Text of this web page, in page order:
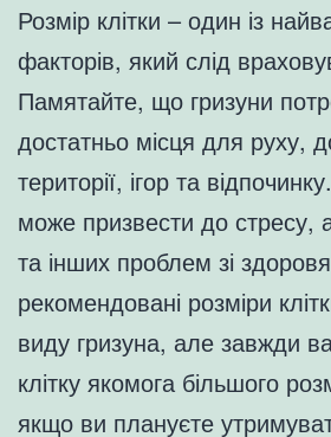
Розмір клітки – один із
факторів, який слід
Памятайте, що гризуни
достатньо місця для руху,
території, ігор та
може призвести до стресу,
та інших проблем зі
рекомендовані розміри
виду гризуна, але завжди
клітку якомога більшого
якщо ви плануєте